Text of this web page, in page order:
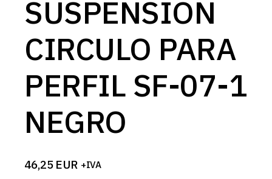
SUSPENSION
CIRCULO PARA
PERFIL SF-07-1
NEGRO
46,25 EUR +IVA